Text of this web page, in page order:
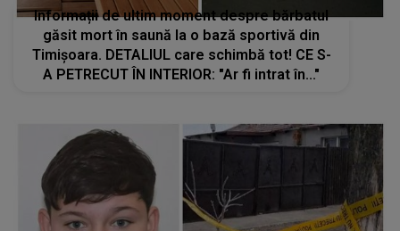
Informații de ultim moment despre bărbatul
găsit mort în saună la o bază sportivă din
Timișoara. DETALIUL care schimbă tot! CE S-
A PETRECUT ÎN INTERIOR: "Ar fi intrat în..."